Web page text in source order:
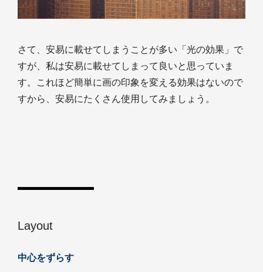
さて、安易に載せてしまうことが多い「光の効果」で
すが、私は安易に載せてしまって良いと思っていま
す。これほど簡単に画の印象を変える効果はないので
すから、安易にたくさん使用してみましょう。
Layout
中心をずらす